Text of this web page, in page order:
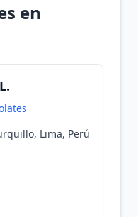
en
Lima, Perú